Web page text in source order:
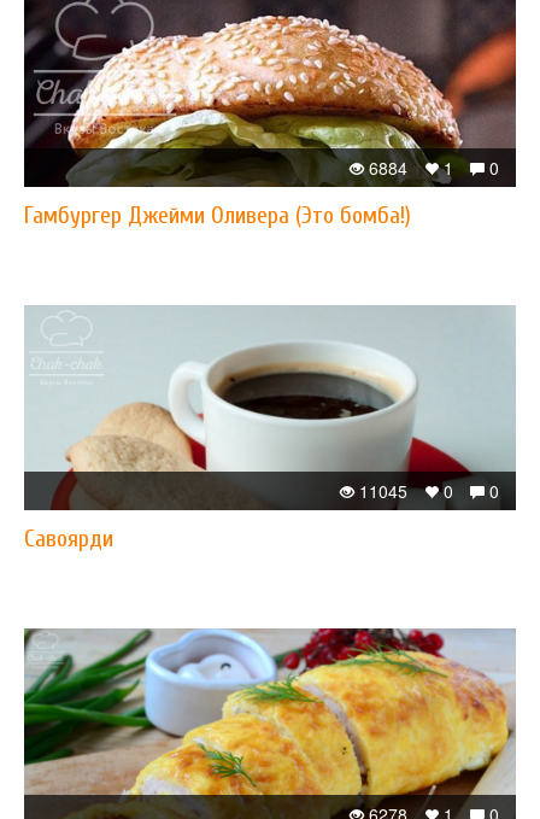
0
1
6884
Гамбургер Джейми Оливера (Это бомба!)
0
0
11045
Савоярди
0
1
6278